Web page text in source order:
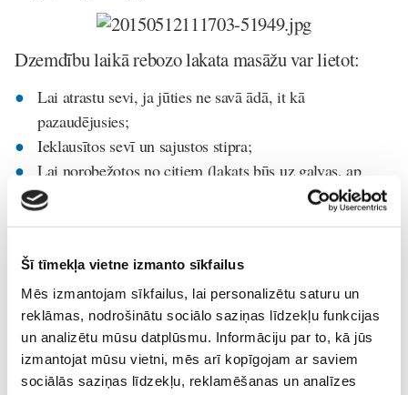
Šī tīmekļa vietne izmanto sīkfailus
Mēs izmantojam sīkfailus, lai personalizētu saturu un
reklāmas, nodrošinātu sociālo saziņas līdzekļu funkcijas
un analizētu mūsu datplūsmu. Informāciju par to, kā jūs
izmantojat mūsu vietni, mēs arī kopīgojam ar saviem
sociālās saziņas līdzekļu, reklamēšanas un analīzes
Dzemdību laikā rebozo lakata masāžu var lietot:
Lai atrastu sevi, ja jūties ne savā ādā, it kā
pazaudējusies;
Ieklausītos sevī un sajustos stipra;
Lai norobežotos no citiem (lakats būs uz galvas, ap
pleciem);
pie medikamentiem);
Lai palīdzētu bērnam ieņemt pareizu piedzimšanas
novietojumu.
Tomēr visbiežāk dzemdībās Rebozo lakatu labi sagatavotai